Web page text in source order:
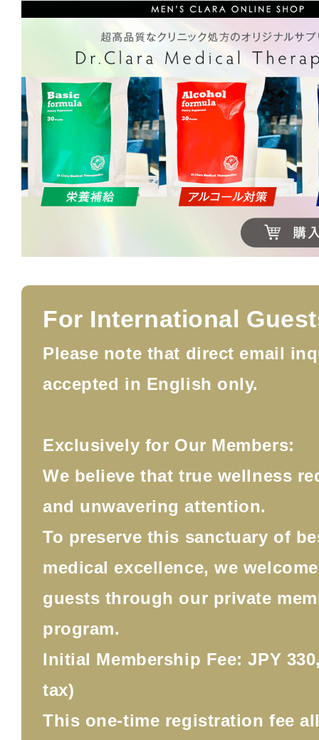
For International
Please note that direct email
accepted in English only.
Exclusively for Our Members:
We believe that true wellness
and unwavering attention.
To preserve this sanctuary of
medical excellence, we
guests through our private
program.
Initial Membership Fee: JPY
tax)
This one-time registration fee